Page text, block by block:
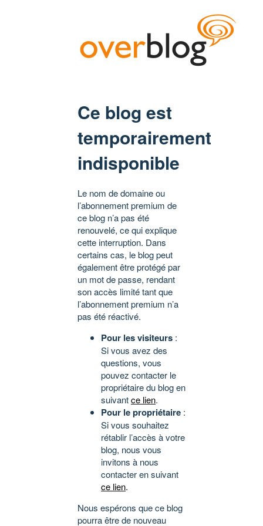
Ce blog est
temporairement
indisponible
Le nom de domaine ou
l’abonnement premium de
ce blog n’a pas été
renouvelé, ce qui explique
cette interruption. Dans
certains cas, le blog peut
également être protégé par
un mot de passe, rendant
son accès limité tant que
l’abonnement premium n’a
pas été réactivé.
Pour les visiteurs :
Si vous avez des
questions, vous
pouvez contacter le
propriétaire du blog en
suivantce lien.
Pour le propriétaire :
Si vous souhaitez
rétablir l’accès à votre
blog, nous vous
invitons à nous
contacter en suivant
ce lien.
Nous espérons que ce blog
pourra être de nouveau